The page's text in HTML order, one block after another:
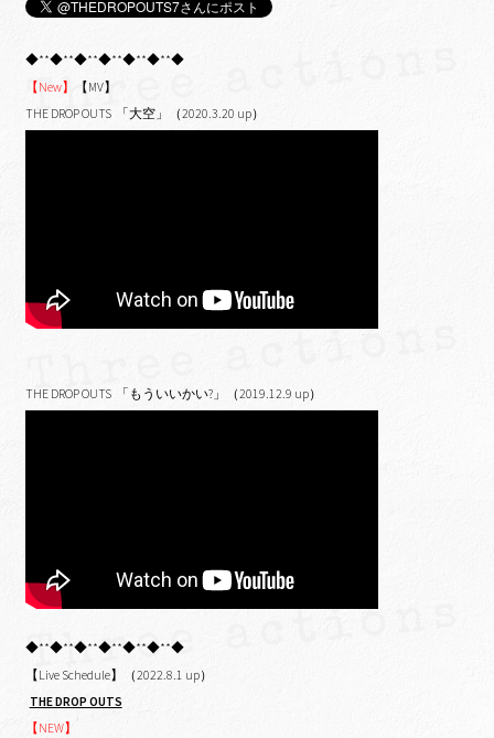
◆**◆**◆**◆**◆**◆**◆
【New】
【MV】
THE DROP OUTS 「大空」（2020.3.20 up）
THE DROP OUTS 「もういいかい?」（2019.12.9 up）
◆**◆**◆**◆**◆**◆**◆
【Live Schedule】（2022.8.1 up）
THE DROP OUTS
【NEW】